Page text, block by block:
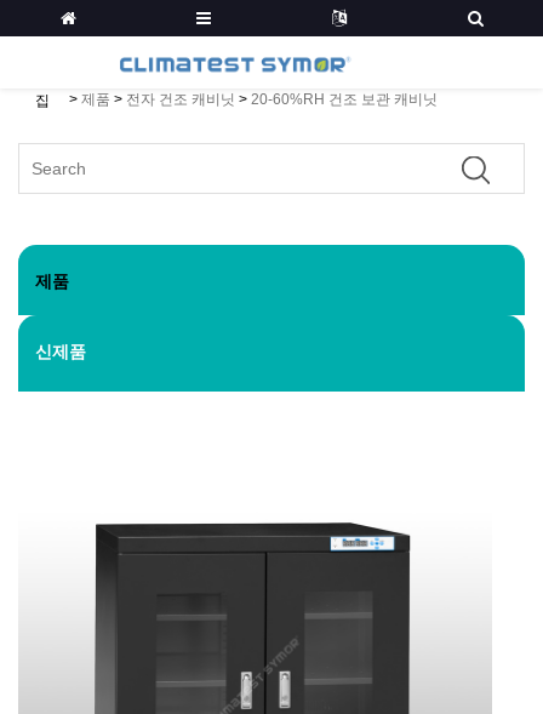
집 > 제품 > 전자 건조 캐비닛 > 20-60%RH 건조 보관 캐비닛
제품
신제품